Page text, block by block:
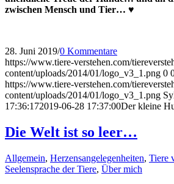
zwischen Mensch und Tier… ♥
28. Juni 2019/0 Kommentare
https://www.tiere-verstehen.com/
content/uploads/2014/01/logo_v3_1.png 0
https://www.tiere-verstehen.com/
content/uploads/2014/01/logo_v3_1.png
17:36:172019-06-28 17:37:00Der kleine
Die Welt ist so leer…
Allgemein, Herzensangelegenheiten, Tiere
Seelensprache der Tiere, Über mich